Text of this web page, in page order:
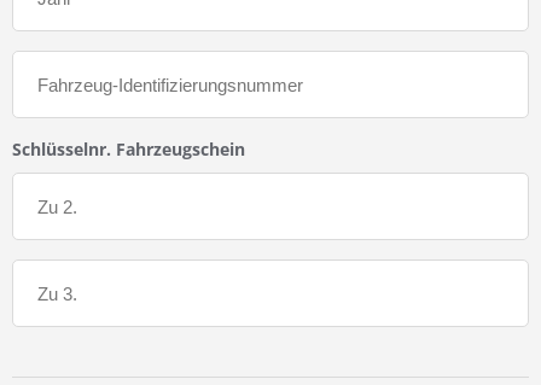
Schlüsselnr. Fahrzeugschein